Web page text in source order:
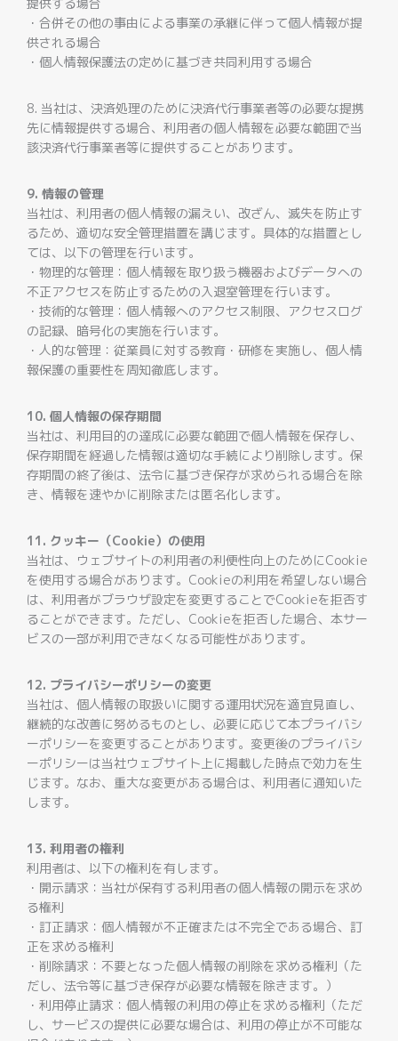
・合併その他の事由による事業の承継に伴って個人情報が提
供される場合
・個人情報保護法の定めに基づき共同利用する場合
8. 当社は、決済処理のために決済代行事業者等の必要な提携
先に情報提供する場合、利用者の個人情報を必要な範囲で当
該決済代行事業者等に提供することがあります。
9. 情報の管理
当社は、利用者の個人情報の漏えい、改ざん、滅失を防止す
るため、適切な安全管理措置を講じます。具体的な措置とし
ては、以下の管理を行います。
・物理的な管理：個人情報を取り扱う機器およびデータへの
不正アクセスを防止するための入退室管理を行います。
・技術的な管理：個人情報へのアクセス制限、アクセスログ
の記録、暗号化の実施を行います。
・人的な管理：従業員に対する教育・研修を実施し、個人情
報保護の重要性を周知徹底します。
10. 個人情報の保存期間
当社は、利用目的の達成に必要な範囲で個人情報を保存し、
保存期間を経過した情報は適切な手続により削除します。保
存期間の終了後は、法令に基づき保存が求められる場合を除
き、情報を速やかに削除または匿名化します。
11. クッキー（Cookie）の使用
当社は、ウェブサイトの利用者の利便性向上のためにCookie
を使用する場合があります。Cookieの利用を希望しない場合
は、利用者がブラウザ設定を変更することでCookieを拒否す
ることができます。ただし、Cookieを拒否した場合、本サー
ビスの一部が利用できなくなる可能性があります。
12. プライバシーポリシーの変更
当社は、個人情報の取扱いに関する運用状況を適宜見直し、
継続的な改善に努めるものとし、必要に応じて本プライバシ
ーポリシーを変更することがあります。変更後のプライバシ
ーポリシーは当社ウェブサイト上に掲載した時点で効力を生
じます。なお、重大な変更がある場合は、利用者に通知いた
します。
13. 利用者の権利
利用者は、以下の権利を有します。
・開示請求：当社が保有する利用者の個人情報の開示を求め
る権利
・訂正請求：個人情報が不正確または不完全である場合、訂
正を求める権利
・削除請求：不要となった個人情報の削除を求める権利（た
だし、法令等に基づき保存が必要な情報を除きます。）
・利用停止請求：個人情報の利用の停止を求める権利（ただ
し、サービスの提供に必要な場合は、利用の停止が不可能な